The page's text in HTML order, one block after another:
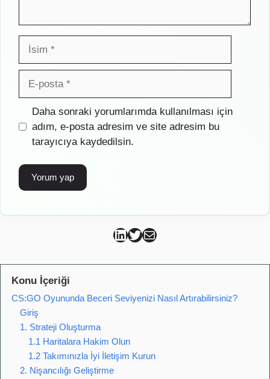
İsim
posta
İnternet
sitesi
Daha sonraki yorumlarımda kullanılması için
adım, e-posta adresim ve site adresim bu
tarayıcıya kaydedilsin.
Can Kütahya Linkedin
Can Kütahya Twitter
Can Kütahya Mail
Konu İçeriği
CS:GO Oyununda Beceri Seviyenizi Nasıl Artırabilirsiniz?
Giriş
1. Strateji Oluşturma
1.1 Haritalara Hakim Olun
1.2 Takımınızla İyi İletişim Kurun
2. Nişancılığı Geliştirme